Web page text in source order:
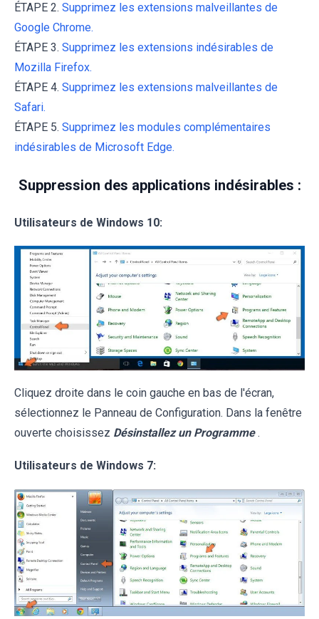
ÉTAPE 2. Supprimez les extensions malveillantes de
Google Chrome.
ÉTAPE 3. Supprimez les extensions indésirables de
Mozilla Firefox.
ÉTAPE 4. Supprimez les extensions malveillantes de
Safari.
ÉTAPE 5. Supprimez les modules complémentaires
indésirables de Microsoft Edge.
Suppression des applications indésirables :
Utilisateurs de Windows 10:
Cliquez droite dans le coin gauche en bas de l'écran,
sélectionnez le Panneau de Configuration. Dans la fenêtre
ouverte choisissez Désinstallez un Programme .
Utilisateurs de Windows 7: